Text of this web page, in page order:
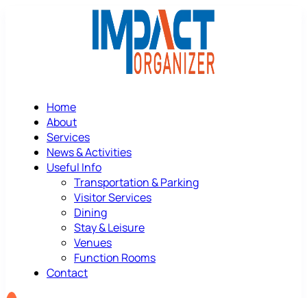
Home
About
Services
News & Activities
Useful Info
Transportation & Parking
Visitor Services
Dining
Stay & Leisure
Venues
Function Rooms
Contact